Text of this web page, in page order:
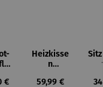
Preis:
€
Heizkisse
n
deckung
Regulärer Preis:
59,99 €